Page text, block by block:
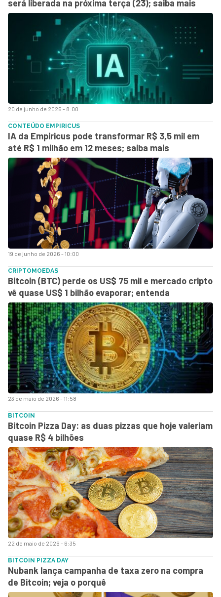
20 de junho de 2026 - 8:00
será liberada na próxima terça (23); saiba mais
19 de junho de 2026 - 10:00
CONTEÚDO EMPIRICUS
IA da Empiricus pode transformar R$ 3,5 mil em
até R$ 1 milhão em 12 meses; saiba mais
23 de maio de 2026 - 11:58
CRIPTOMOEDAS
Bitcoin (BTC) perde os US$ 75 mil e mercado cripto
vê quase US$ 1 bilhão evaporar; entenda
22 de maio de 2026 - 6:35
BITCOIN
Bitcoin Pizza Day: as duas pizzas que hoje valeriam
quase R$ 4 bilhões
BITCOIN PIZZA DAY
Nubank lança campanha de taxa zero na compra
de Bitcoin; veja o porquê